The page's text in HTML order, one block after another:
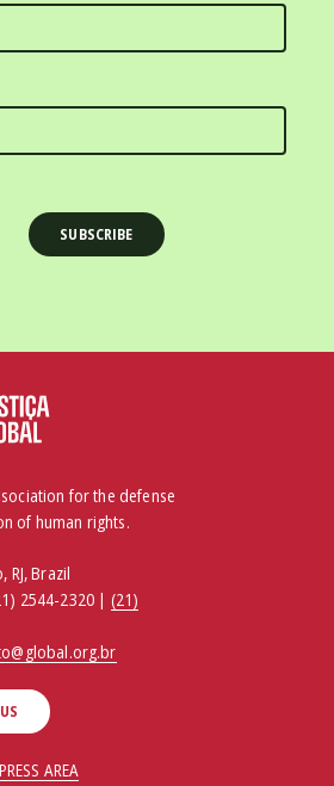
for the defense
of human rights.
RJ, Brazil
2544-2320 | (21)
AREA